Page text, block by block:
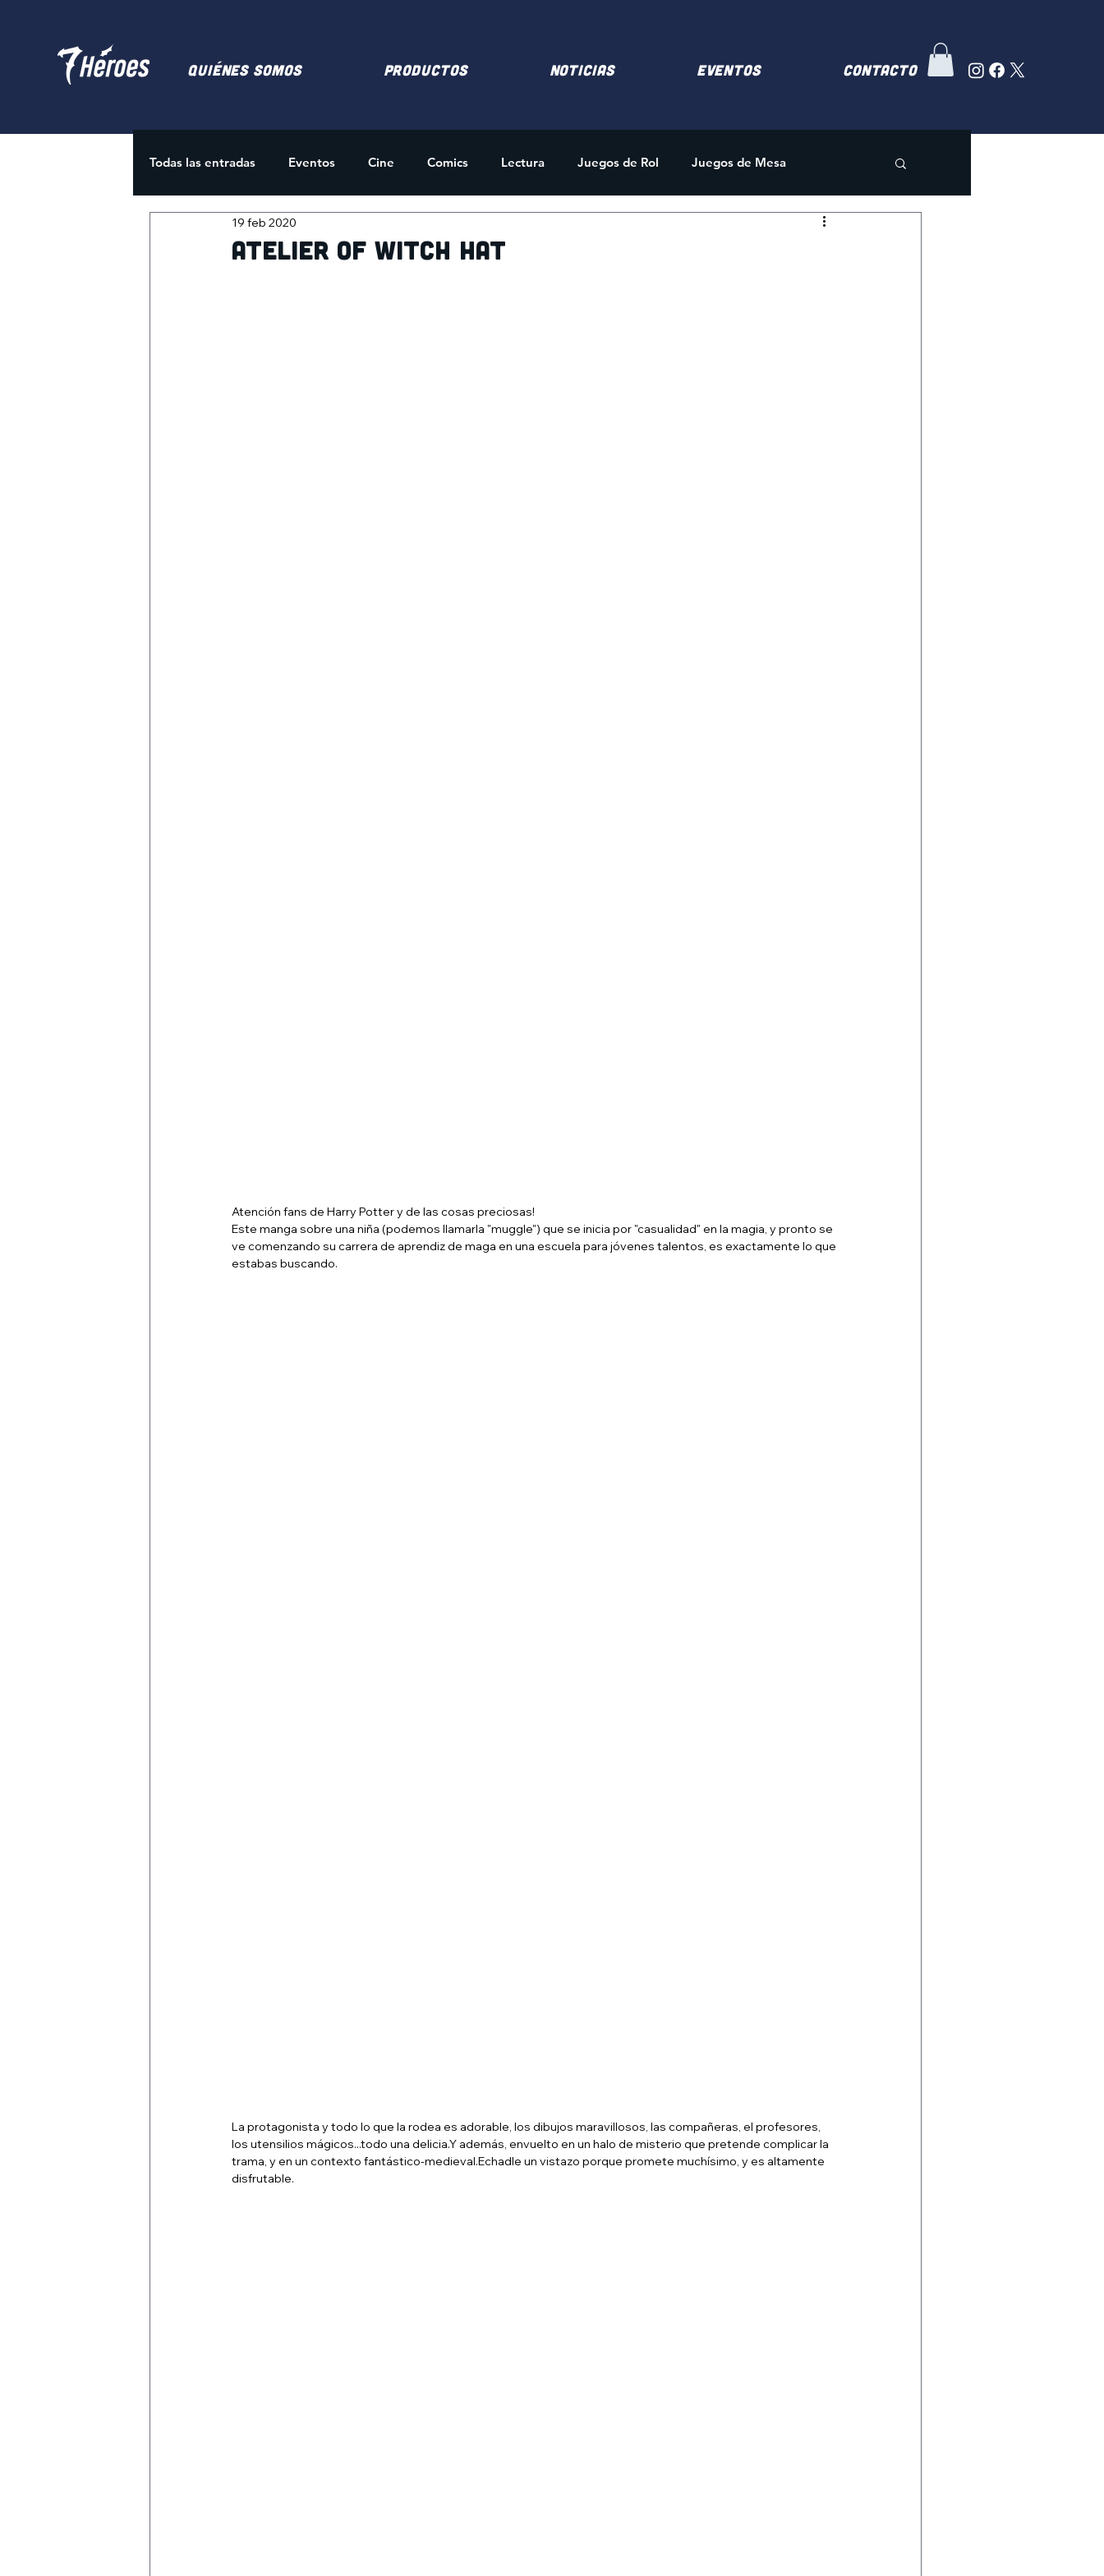
Quiénes somos PRODUCTOS NOTICIAS EVENTOS Contacto
Todas las entradas Eventos Cine Comics Lectura Juegos de Rol Juegos de Mesa
Juegos de Cartas
Atelier of Witch Hat
19 feb 2020
Atención fans de Harry Potter y de las cosas preciosas!
Este manga sobre una niña (podemos llamarla "muggle") que se inicia por "casualidad" en la magia, y pronto se
ve comenzando su carrera de aprendiz de maga en una escuela para jóvenes talentos, es exactamente lo que
estabas buscando.
La protagonista y todo lo que la rodea es adorable, los dibujos maravillosos, las compañeras, el profesores,
los utensilios mágicos...todo una delicia.Y además, envuelto en un halo de misterio que pretende complicar la
trama, y en un contexto fantástico-medieval.Echadle un vistazo porque promete muchísimo, y es altamente
disfrutable.